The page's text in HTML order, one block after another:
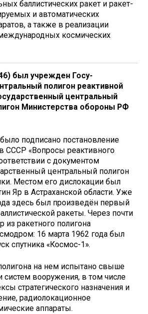
баллистических ракет и ракет-
и автоматических
а также в реализации
космических
был учрежден Госу­
полигон реактивной
центральный
Мини­стерства обороны РФ
подписано постановление
СССР «Вопросы реактивного
с документом
центральный полигон
Местом его дислокации был
Яр в Астраханской области. Уже
здесь был произведён первый
ракеты. Через почти
из ракетного полигона
16 марта 1962 года был
спутника «Космос-1».
на нем испытано свыше
систем вооружения, в том числе
стратегического назначения и
радиолокационное
аппараты.